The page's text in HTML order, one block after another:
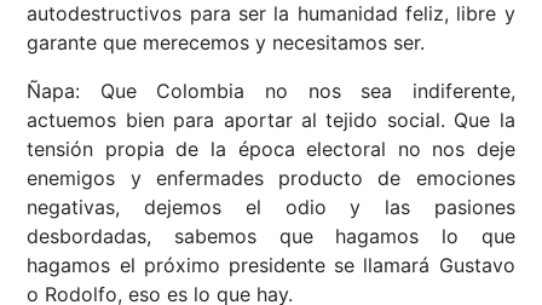
autodestructivos para ser la humanidad feliz, libre y
garante que merecemos y necesitamos ser.
Ñapa: Que Colombia no nos sea indiferente,
actuemos bien para aportar al tejido social. Que la
tensión propia de la época electoral no nos deje
enemigos y enfermades producto de emociones
negativas, dejemos el odio y las pasiones
desbordadas, sabemos que hagamos lo que
hagamos el próximo presidente se llamará Gustavo
o Rodolfo, eso es lo que hay.